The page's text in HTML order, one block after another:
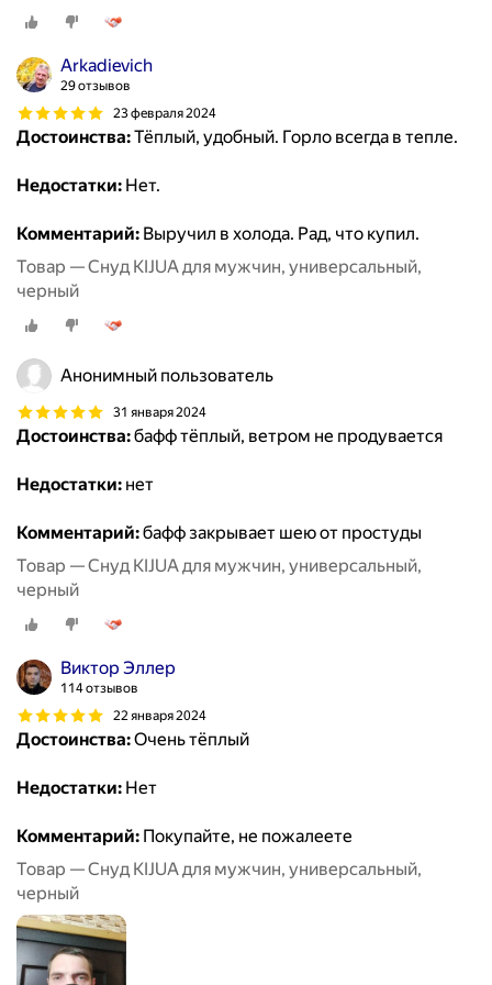
Arkadievich
29 отзывов
23 февраля 2024
Достоинства:Тёплый, удобный. Горло всегда в тепле.
Недостатки: Нет.
Комментарий: Выручил в холода. Рад, что купил.
Товар — Снуд KIJUA для мужчин, универсальный,
черный
Анонимный пользователь
31 января 2024
Достоинства:бафф тёплый, ветром не продувается
Недостатки: нет
Комментарий:бафф закрывает шею от простуды
Товар — Снуд KIJUA для мужчин, универсальный,
черный
Виктор Эллер
114 отзывов
22 января 2024
Достоинства:Очень тёплый
Недостатки: Нет
Комментарий: Покупайте, не пожалеете
Товар — Снуд KIJUA для мужчин, универсальный,
черный